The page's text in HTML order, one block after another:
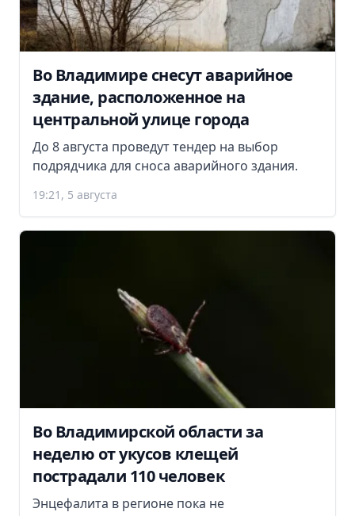
Во Владимире снесут аварийное
здание, расположенное на
центральной улице города
До 8 августа проведут тендер на выбор
подрядчика для сноса аварийного здания.
19:21, 5 августа
Во Владимирской области за
неделю от укусов клещей
пострадали 110 человек
Энцефалита в регионе пока не